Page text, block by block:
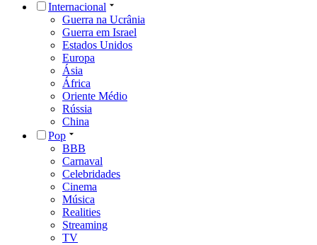
Internacional
Guerra na Ucrânia
Guerra em Israel
Estados Unidos
Europa
Ásia
África
Oriente Médio
Rússia
China
Pop
BBB
Carnaval
Celebridades
Cinema
Música
Realities
Streaming
TV